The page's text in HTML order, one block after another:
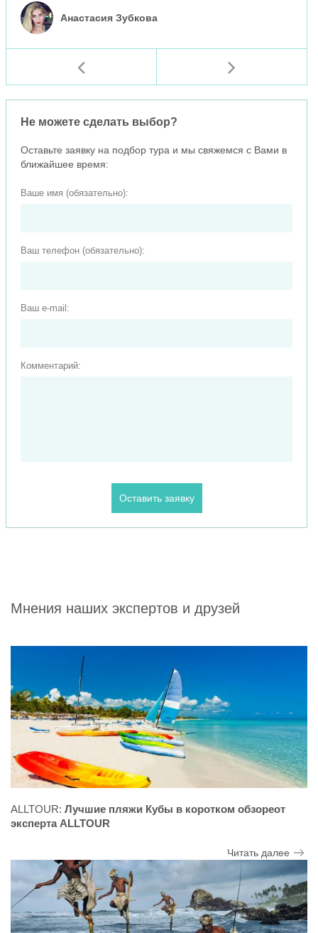
Анастасия Зубкова
Не можете сделать выбор?
Оставьте заявку на подбор тура и мы свяжемся с Вами в
ближайшее время:
Ваше имя (обязательно):
Ваш телефон (обязательно):
Ваш e-mail:
Комментарий:
Мнения наших экспертов и друзей
ALLTOUR: Лучшие пляжи Кубы в коротком обзореот
эксперта ALLTOUR
Читать далее